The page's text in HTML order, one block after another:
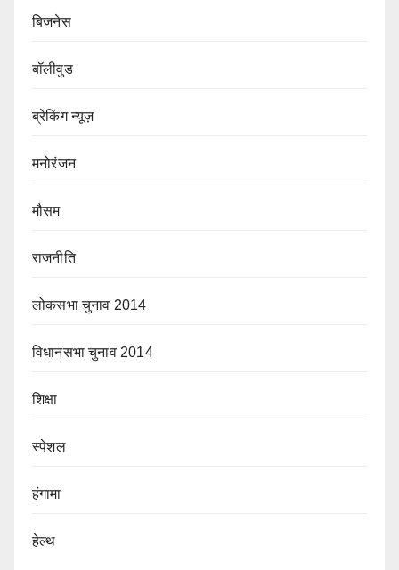
बिजनेस
बॉलीवुड
ब्रेकिंग न्यूज़
मनोरंजन
मौसम
राजनीति
लोकसभा चुनाव 2014
विधानसभा चुनाव 2014
शिक्षा
स्पेशल
हंगामा
हेल्थ